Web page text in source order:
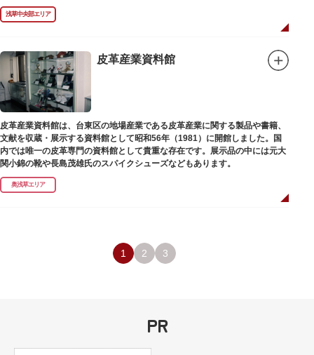
禄2年（1226）頃の作と伝わっています。また、梵鐘は寛永7年（1630）以
後のものと推定され、都内に現存する梵鐘の中では有数の風格を誇り、毎年
浅草中央部エリア
皮革産業資料館
皮革産業資料館は、台東区の地場産業である皮革産業に関する製品や書籍、
文献を収蔵・展示する資料館として昭和56年（1981）に開館しました。国
内では唯一の皮革専門の資料館として貴重な存在です。展示品の中には元大
関小錦の靴や長島茂雄氏のスパイクシューズなどもあります。
奥浅草エリア
1 2 3
PR